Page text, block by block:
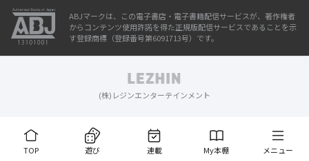
TOP 遊び 連載 My本棚 メニュー
ABJマークは、この電子書店・電子書籍配信サービスが、著作権者
からコンテンツ使用許諾を得た正規版配信サービスであることを示
す登録商標（登録番号第6091713号）です。
(株)レジンエンターテインメント